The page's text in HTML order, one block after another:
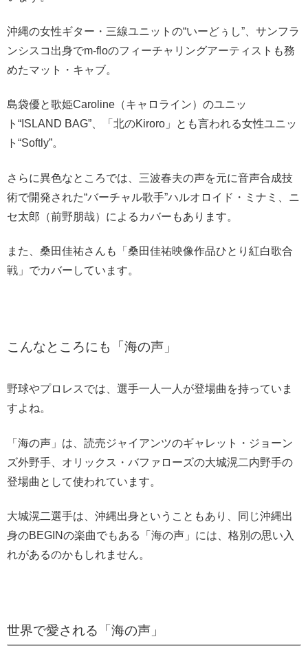
沖縄の女性ギター・三線ユニットの“いーどぅし”、サンフラ
ンシスコ出身でm-floのフィーチャリングアーティストも務
めたマット・キャブ。
島袋優と歌姫Caroline（キャロライン）のユニッ
ト“ISLAND BAG”、「北のKiroro」とも言われる女性ユニッ
ト“Softly”。
さらに異色なところでは、三波春夫の声を元に音声合成技
術で開発された“バーチャル歌手”ハルオロイド・ミナミ、ニ
セ太郎（前野朋哉）によるカバーもあります。
また、桑田佳祐さんも「桑田佳祐映像作品ひとり紅白歌合
戦」でカバーしています。
こんなところにも「海の声」
野球やプロレスでは、選手一人一人が登場曲を持っていま
すよね。
「海の声」は、読売ジャイアンツのギャレット・ジョーン
ズ外野手、オリックス・バファローズの大城滉二内野手の
登場曲として使われています。
大城滉二選手は、沖縄出身ということもあり、同じ沖縄出
身のBEGINの楽曲でもある「海の声」には、格別の思い入
れがあるのかもしれません。
世界で愛される「海の声」